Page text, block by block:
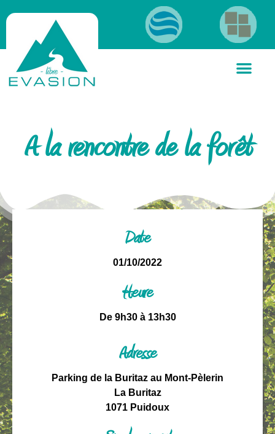
A la rencontre de la forêt
Date
01/10/2022
Heure
De 9h30 à 13h30
Adresse
Parking de la Buritaz au Mont-Pèlerin
La Buritaz
1071 Puidoux